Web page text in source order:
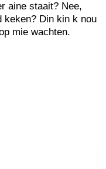
aine staait? Nee,
keken? Din kin k nou
mie wachten.